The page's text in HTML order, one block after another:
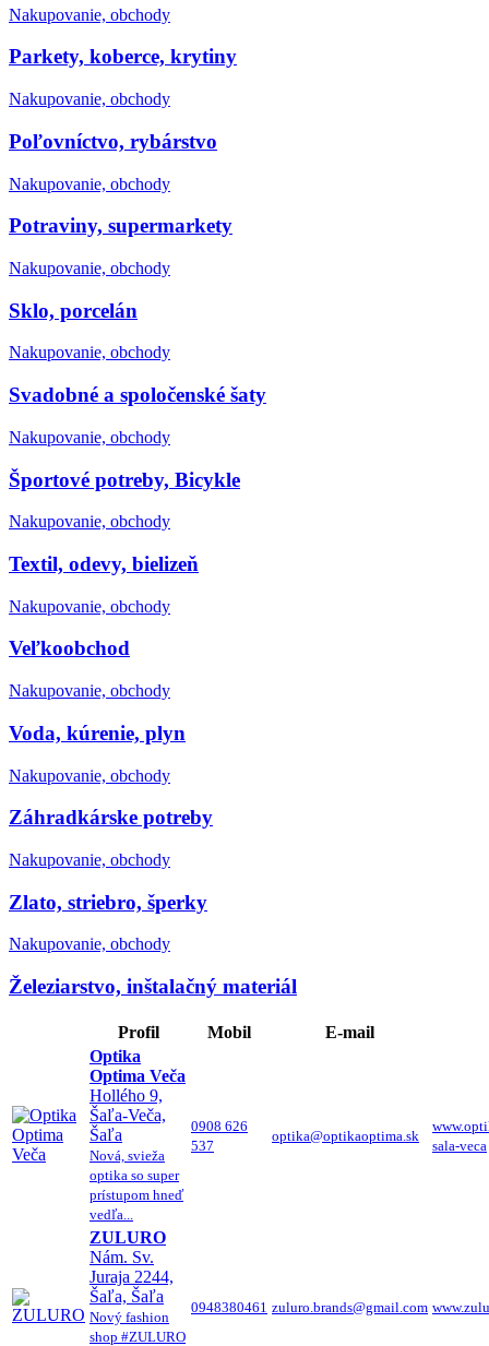
Nakupovanie, obchody
Parkety, koberce, krytiny
Nakupovanie, obchody
Poľovníctvo, rybárstvo
Nakupovanie, obchody
Potraviny, supermarkety
Nakupovanie, obchody
Sklo, porcelán
Nakupovanie, obchody
Svadobné a spoločenské šaty
Nakupovanie, obchody
Športové potreby, Bicykle
Nakupovanie, obchody
Textil, odevy, bielizeň
Nakupovanie, obchody
Veľkoobchod
Nakupovanie, obchody
Voda, kúrenie, plyn
Nakupovanie, obchody
Záhradkárske potreby
Nakupovanie, obchody
Zlato, striebro, šperky
Nakupovanie, obchody
Železiarstvo, inštalačný materiál
Profil Mobil
E-mail
Optika
Optima Veča
Hollého 9,
Šaľa-Veča,
Šaľa
Nová, svieža
optika so super
prístupom hneď
vedľa...
0908 626
537
optika@optikaoptima.sk
sala-veca
ZULURO
Nám. Sv.
Juraja 2244,
Šaľa, Šaľa
Nový fashion
shop #ZULURO
0948380461 zuluro.brands@gmail.com